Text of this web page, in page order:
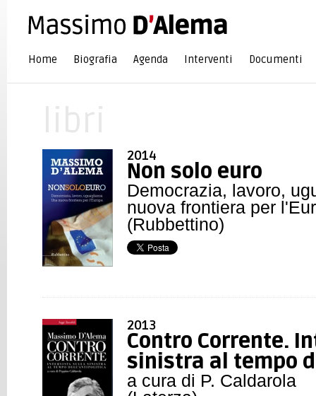
Home Biografia Agenda Interventi Documenti
2014
Non solo euro
Democrazia, lavoro,
nuova frontiera per
(Rubbettino)
2013
Contro Corrente.
sinistra al tempo
a cura di P. Caldarola